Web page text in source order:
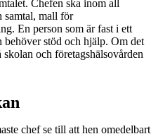
Chefen ska inom all
samtal, mall för
En person som är fast i ett
behöver stöd och hjälp. Om det
och företagshälsovården
chef se till att hen omedelbart